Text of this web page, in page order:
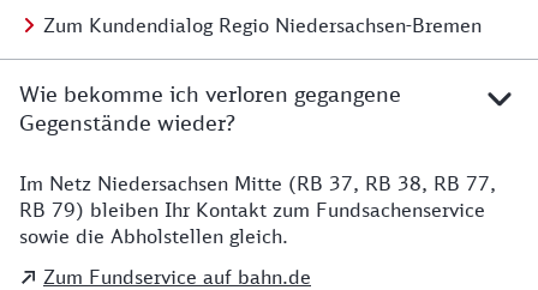
Zum Kundendialog Regio Niedersachsen-Bremen
Wie bekomme ich verloren gegangene
Gegenstände wieder?
Details zu Kontakt
Im Netz Niedersachsen Mitte (RB 37, RB 38, RB 77,
RB 79) bleiben Ihr Kontakt zum Fundsachenservice
sowie die Abholstellen gleich.
Zum Fundservice auf bahn.de